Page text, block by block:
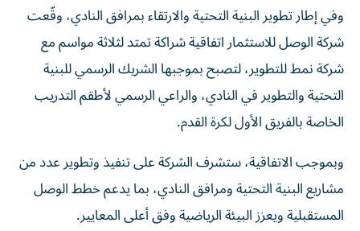
وفي إطار تطوير البنية التحتية والارتقاء بمرافق النادي، وقّعت
شركة الوصل للاستثمار اتفاقية شراكة تمتد لثلاثة مواسم مع
شركة نمط للتطوير، لتصبح بموجبها الشريك الرسمي للبنية
التحتية والتطوير في النادي، والراعي الرسمي لأطقم التدريب
الخاصة بالفريق الأول لكرة القدم.
وبموجب الاتفاقية، ستشرف الشركة على تنفيذ وتطوير عدد من
مشاريع البنية التحتية ومرافق النادي، بما يدعم خطط الوصل
المستقبلية ويعزز البيئة الرياضية وفق أعلى المعايير.